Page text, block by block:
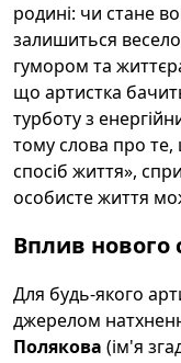
родині: чи стане
залишиться
гумором та
що артистка
турботу з
тому слова про
спосіб життя»,
особисте життя
Вплив нового
Для будь-якого
джерелом
Полякова (ім'я